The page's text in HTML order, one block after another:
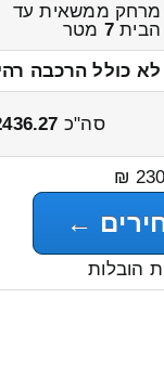
מרחק ממשאית עד
הבית7 מטר
לא כולל הרכבה
סה"כ
←